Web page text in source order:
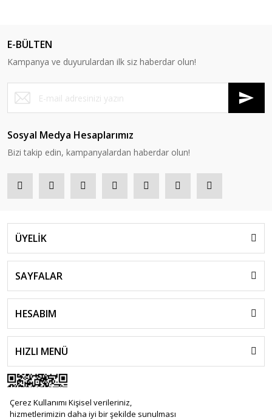
Çerez Kullanımı Kişisel verileriniz,
hizmetlerimizin daha iyi bir şekilde sunulması
E-BÜLTEN
Kampanya ve duyurulardan ilk siz haberdar olun!
Sosyal Medya Hesaplarımız
Bizi takip edin, kampanyalardan haberdar olun!
ÜYELİK
SAYFALAR
HESABIM
HIZLI MENÜ